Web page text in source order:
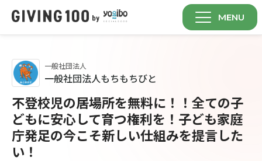
MENU
一般社団法人もちもちびと
一般社団法人
不登校児の居場所を無料に！！全ての子
どもに安心して育つ権利を！子ども家庭
庁発足の今こそ新しい仕組みを提言した
い！